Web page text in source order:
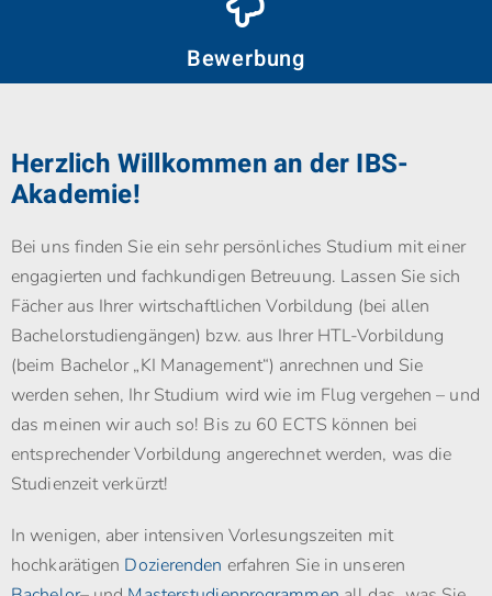
Bewerbung
Herzlich Willkommen an der IBS-
Akademie!
Bei uns finden Sie ein sehr persönliches Studium mit einer
engagierten und fachkundigen Betreuung. Lassen Sie sich
Fächer aus Ihrer wirtschaftlichen Vorbildung (bei allen
Bachelorstudiengängen) bzw. aus Ihrer HTL-Vorbildung
(beim Bachelor „KI Management“) anrechnen und Sie
werden sehen, Ihr Studium wird wie im Flug vergehen – und
das meinen wir auch so! Bis zu 60 ECTS können bei
entsprechender Vorbildung angerechnet werden, was die
Studienzeit verkürzt!
In wenigen, aber intensiven Vorlesungszeiten mit
hochkarätigen Dozierenden erfahren Sie in unseren